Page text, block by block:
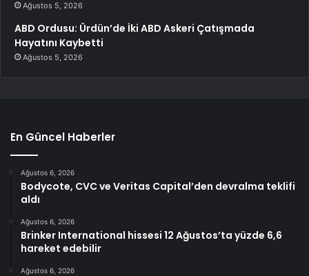
Ağustos 5, 2026
ABD Ordusu: Ürdün’de İki ABD Askeri Çatışmada
Hayatını Kaybetti
Ağustos 5, 2026
En Güncel Haberler
Ağustos 6, 2026
Bodycote, CVC ve Veritas Capital’den devralma teklifi
aldı
Ağustos 6, 2026
Brinker International hissesi 12 Ağustos’ta yüzde 6,6
hareket edebilir
Ağustos 6, 2026